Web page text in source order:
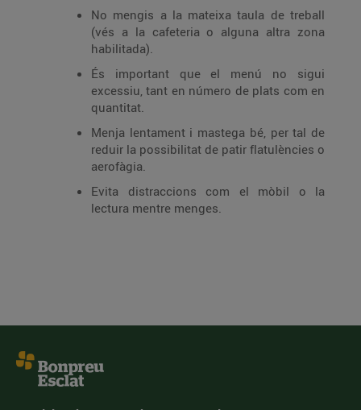
No mengis a la mateixa taula de treball
(vés a la cafeteria o alguna altra zona
habilitada).
És important que el menú no sigui
excessiu, tant en número de plats com en
quantitat.
Menja lentament i mastega bé, per tal de
reduir la possibilitat de patir flatulències o
aerofàgia.
Evita distraccions com el mòbil o la
lectura mentre menges.